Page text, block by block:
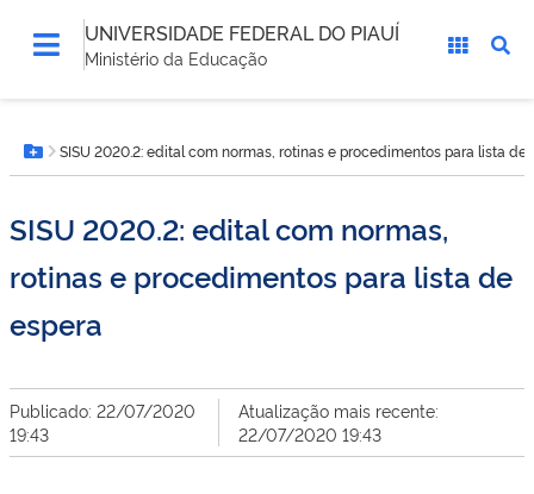
UNIVERSIDADE FEDERAL DO PIAUÍ
Ministério da Educação
está
aqui:Botão Menu
SISU 2020.2: edital com normas, rotinas e procedimentos para lista de
SISU 2020.2: edital com normas,
rotinas e procedimentos para lista de
espera
Publicado: 22/07/2020
19:43
Atualização mais recente:
22/07/2020 19:43